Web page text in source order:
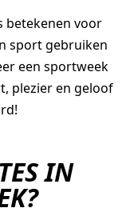
HOOP
betekenen voor
sport gebruiken
een sportweek
plezier en geloof
IN